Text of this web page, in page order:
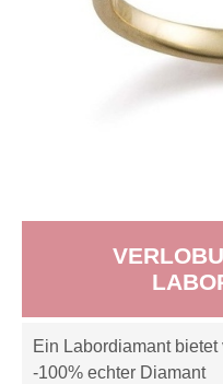
Ein Labordiamant
-100% echter Diamant